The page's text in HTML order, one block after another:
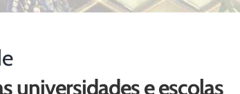
universidades e escolas